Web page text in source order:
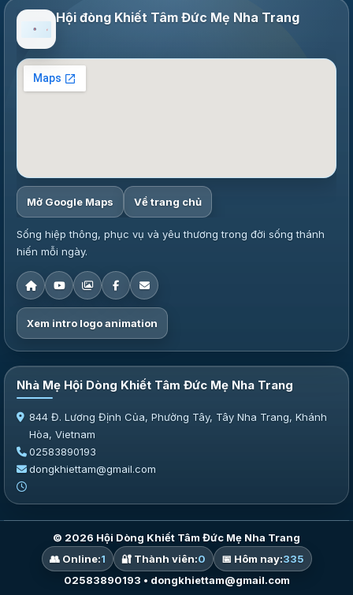
Hội đòng Khiết Tâm Đức Mẹ Nha Trang
Mở Google Maps Về trang chủ
Sống hiệp thông, phục vụ và yêu thương trong đời sống thánh
hiến mỗi ngày.
Xem intro logo animation
Nhà Mẹ Hội Dòng Khiết Tâm Đức Mẹ Nha Trang
844 Đ. Lương Định Của, Phường Tây, Tây Nha Trang, Khánh
Hòa, Vietnam
02583890193
dongkhiettam@gmail.com
© 2026 Hội Dòng Khiết Tâm Đức Mẹ Nha Trang
👥 Online:1 🔐 Thành viên:0 📅 Hôm nay:335
02583890193 • dongkhiettam@gmail.com